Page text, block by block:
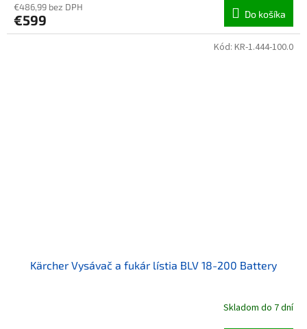
€486,99 bez DPH
€599 Do košíka
Kärcher Vysávač a fukár lístia BLV 18-200 Battery
Skladom do 7 dní
Kód: KR-1.444-100.0